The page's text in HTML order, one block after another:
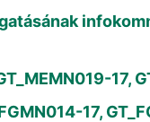
17,
17,